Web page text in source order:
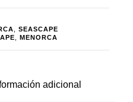
SEASCAPE
MENORCA
adicional